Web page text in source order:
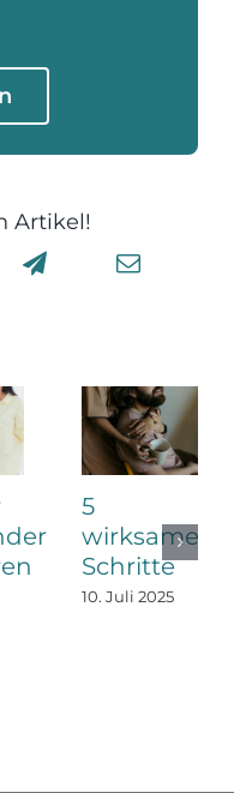
Artikel!
5
wirksame
Schritte
10. Juli 2025